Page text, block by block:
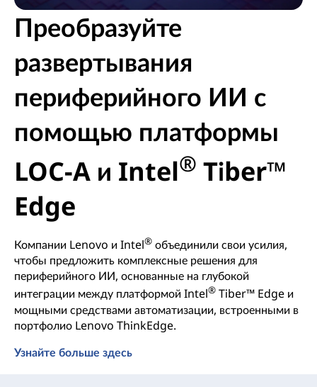
Преобразуйте
развертывания
периферийного ИИ с
помощью платформы
LOC-A и Intel® Tiber™
Edge
Компании Lenovo и Intel® объединили свои усилия,
чтобы предложить комплексные решения для
периферийного ИИ, основанные на глубокой
интеграции между платформой Intel® Tiber™ Edge и
мощными средствами автоматизации, встроенными в
портфолио Lenovo ThinkEdge.
Узнайте больше здесь